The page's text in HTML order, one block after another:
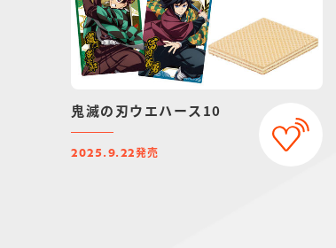
鬼滅の刃ウエハース10
2025.9.22発売